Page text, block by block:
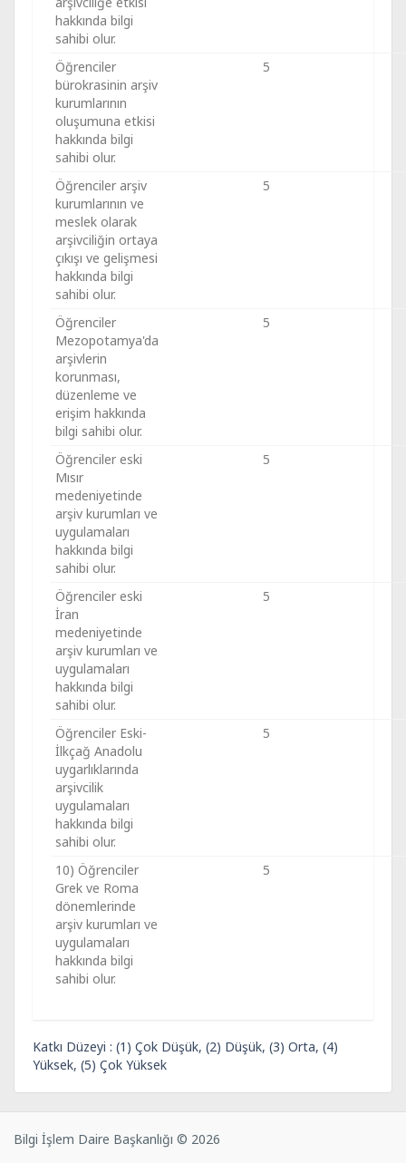
hakkında bilgi
sahibi olur.
Öğrenciler
bürokrasinin arşiv
kurumlarının
oluşumuna etkisi
hakkında bilgi
sahibi olur.
5
Öğrenciler arşiv
kurumlarının ve
meslek olarak
arşivciliğin ortaya
çıkışı ve gelişmesi
hakkında bilgi
sahibi olur.
5
Öğrenciler
Mezopotamya'da
arşivlerin
korunması,
düzenleme ve
erişim hakkında
bilgi sahibi olur.
5
Öğrenciler eski
Mısır
medeniyetinde
arşiv kurumları ve
uygulamaları
hakkında bilgi
sahibi olur.
5
Öğrenciler eski
İran
medeniyetinde
arşiv kurumları ve
uygulamaları
hakkında bilgi
sahibi olur.
5
Öğrenciler Eski-
İlkçağ Anadolu
uygarlıklarında
arşivcilik
uygulamaları
hakkında bilgi
sahibi olur.
5
10) Öğrenciler
Grek ve Roma
dönemlerinde
arşiv kurumları ve
uygulamaları
hakkında bilgi
sahibi olur.
5
Katkı Düzeyi : (1) Çok Düşük, (2) Düşük, (3) Orta, (4)
Yüksek, (5) Çok Yüksek
Bilgi İşlem Daire Başkanlığı © 2026